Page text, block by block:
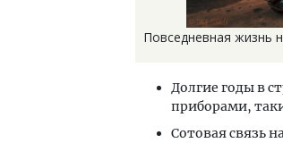
Повседневная жизнь
Долгие годы в
приборами,
Сотовая связь